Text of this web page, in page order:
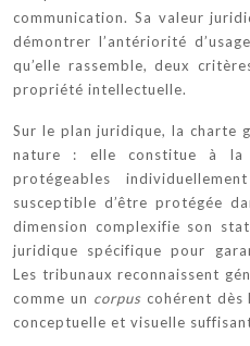
communication. Sa valeur
démontrer l’antériorité
qu’elle rassemble, deux
propriété intellectuelle.
Sur le plan juridique, la charte
nature : elle constitue à la
protégeables
susceptible d’être protégée
dimension complexifie son
juridique spécifique pour
Les tribunaux reconnaissent
comme un corpus cohérent dès
conceptuelle et visuelle